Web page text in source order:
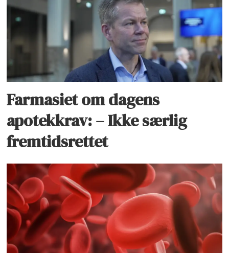
Farmasiet om dagens
apotekkrav: – Ikke særlig
fremtidsrettet